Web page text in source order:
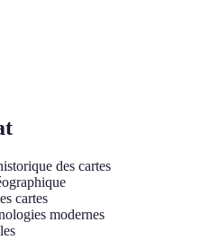
des cartes
cartes
modernes